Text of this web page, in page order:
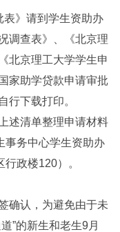
》请到学生资助办
调查表》、《北京理
北京理工大学学生申
家助学贷款申请审批
行下载打印。
清单整理申请材料
事务中心学生资助办
政楼120）。
认，为避免由于未
”的新生和老生9月